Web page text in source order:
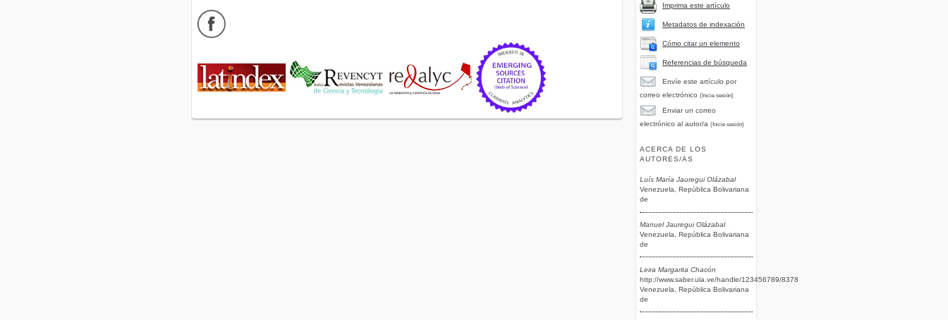
Imprima este artículo
Metadatos de indexación
Cómo citar un elemento
Referencias de búsqueda
Envíe este artículo por
correo electrónico (Inicie sesión)
Enviar un correo
electrónico al autor/a (Inicie sesión)
ACERCA DE LOS
AUTORES/AS
Luís María Jauregui Olázabal
Venezuela, República Bolivariana
de
Manuel Jauregui Olázabal
Venezuela, República Bolivariana
de
Leira Margarita Chacón
http://www.saber.ula.ve/handle/123456789/8378
Venezuela, República Bolivariana
de